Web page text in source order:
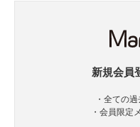
新規会員
・全ての
・会員限定